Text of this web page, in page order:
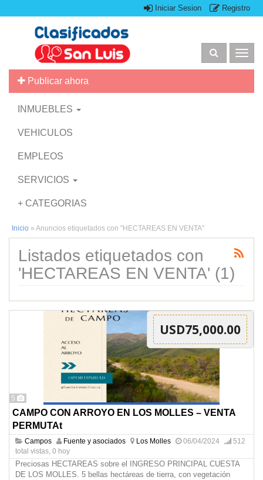
Iniciar Sesion Registro
Publicar ahora
INMUEBLES
VEHICULOS
EMPLEOS
SERVICIOS
+ CATEGORIAS
Inicio » Anuncios etiquetados con "HECTAREAS EN VENTA"
Listados etiquetados con
'HECTAREAS EN VENTA' (1)
5
USD75,000.00
CAMPO CON ARROYO EN LOS MOLLES – VENTA
PERMUTAt
Campos Fuente y asociados Los Molles 06/04/2024
512
total vistas, 0 hoy
Preciosas HECTAREAS sobre el INGRESO PRINCIPAL CUESTA
DE LOS MOLLES. 5 bellas hectáreas de tierra, con vegetación